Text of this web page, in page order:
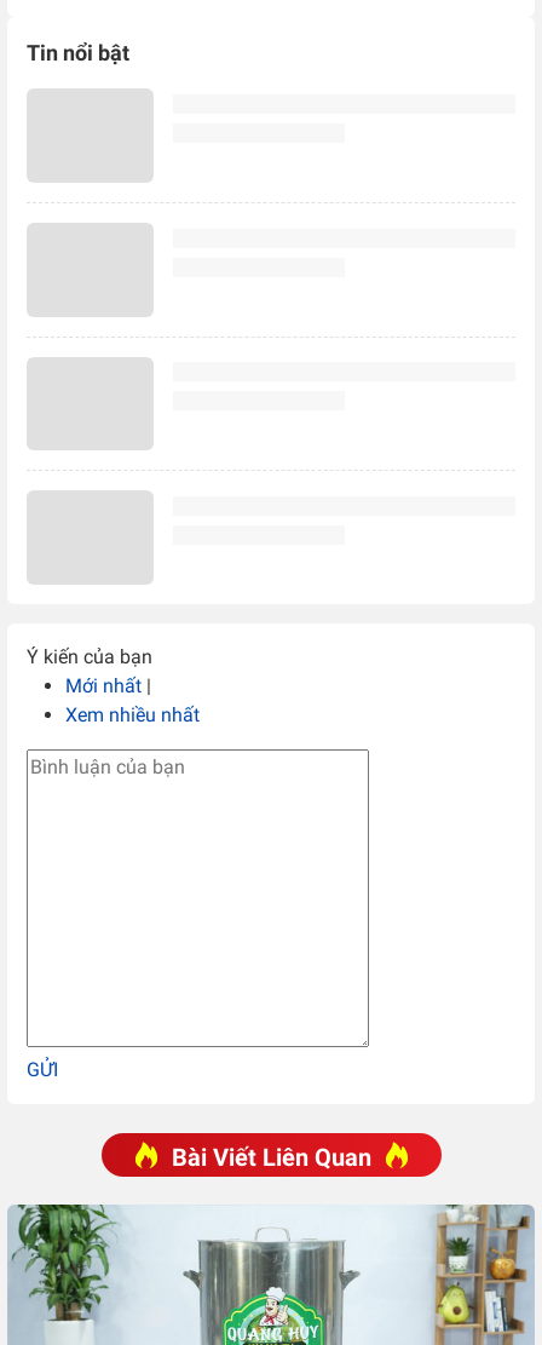
Tin nổi bật
Ý kiến của bạn
Mới nhất |
Xem nhiều nhất
GỬI
Bài Viết Liên Quan